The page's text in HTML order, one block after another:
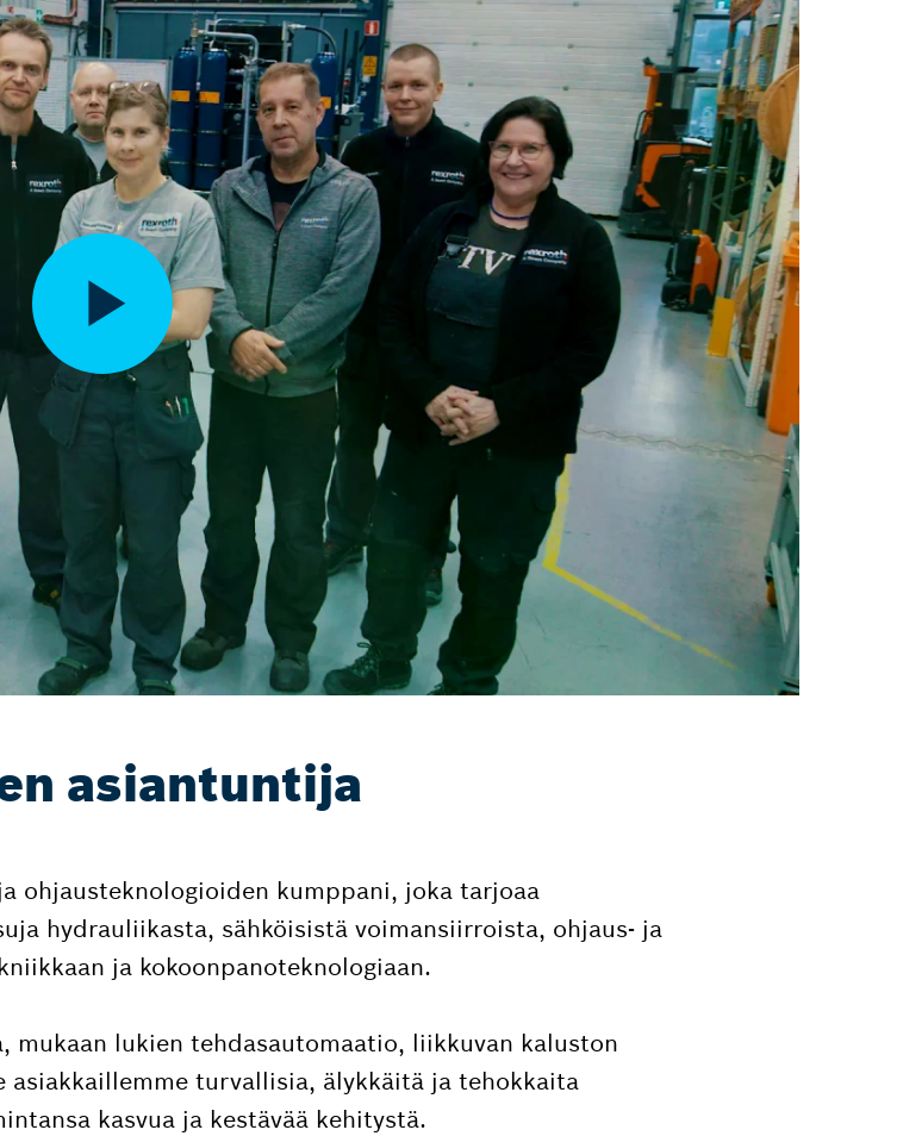
asiantuntija
ohjausteknologioiden kumppani, joka tarjoaa
hydrauliikasta, sähköisistä voimansiirroista, ohjaus- ja
ja kokoonpanoteknologiaan.
lukien tehdasautomaatio, liikkuvan kaluston
asiakkaillemme turvallisia, älykkäitä ja tehokkaita
kasvua ja kestävää kehitystä.